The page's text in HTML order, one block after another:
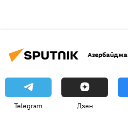
Telegram Дзен